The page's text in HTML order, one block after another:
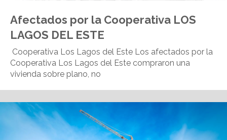
Afectados por la Cooperativa LOS
LAGOS DEL ESTE
Cooperativa Los Lagos del Este Los afectados por la
Cooperativa Los Lagos del Este compraron una
vivienda sobre plano, no